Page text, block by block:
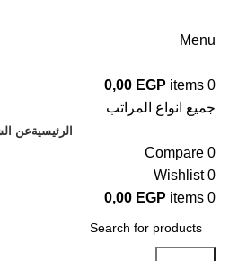
Menu
0
items
0,00 EGP
جميع انواع المراتب
الرئيسيةعن
0
Compare
0
Wishlist
0
items
0,00 EGP